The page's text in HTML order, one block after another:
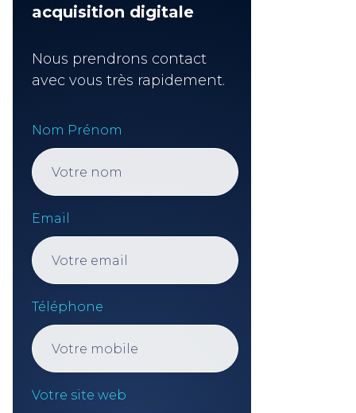
acquisition digitale
Nous prendrons contact
avec vous très rapidement.
Nom Prénom
Email
Téléphone
Votre site web